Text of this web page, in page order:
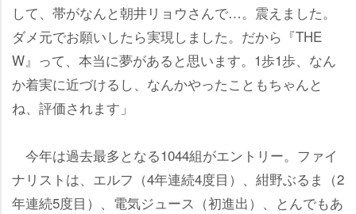
して、帯がなんと朝井リョウさんで…。震えました。
ダメ元でお願いしたら実現しました。だから『THE
W』って、本当に夢があると思います。1歩1歩、なん
か着実に近づけるし、なんかやったこともちゃんと
ね、評価されます」
今年は過去最多となる1044組がエントリー。ファイ
ナリストは、エルフ（4年連続4度目）、紺野ぶるま（2
年連続5度目）、電気ジュース（初進出）、とんでもあ